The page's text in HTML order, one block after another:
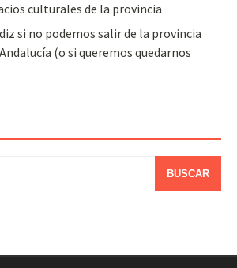
culturales de la provincia
si no podemos salir de la provincia
(o si queremos quedarnos